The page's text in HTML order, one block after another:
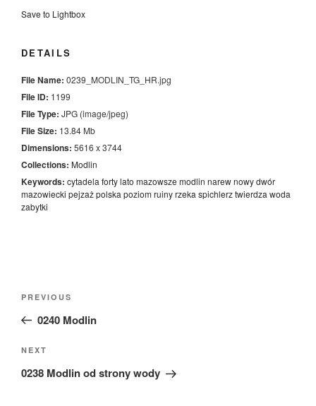
Save to Lightbox
DETAILS
File Name: 0239_MODLIN_TG_HR.jpg
File ID: 1199
File Type: JPG (image/jpeg)
File Size: 13.84 Mb
Dimensions: 5616 x 3744
Collections: Modlin
Keywords: cytadela fortylato mazowsze modlin narewnowy dwór
mazowiecki pejzażpolska poziomruinyrzeka spichlerztwierdza woda
zabytki
Previous
Post
PREVIOUS
0240 Modlin
Next
Post
NEXT
0238 Modlin od strony wody